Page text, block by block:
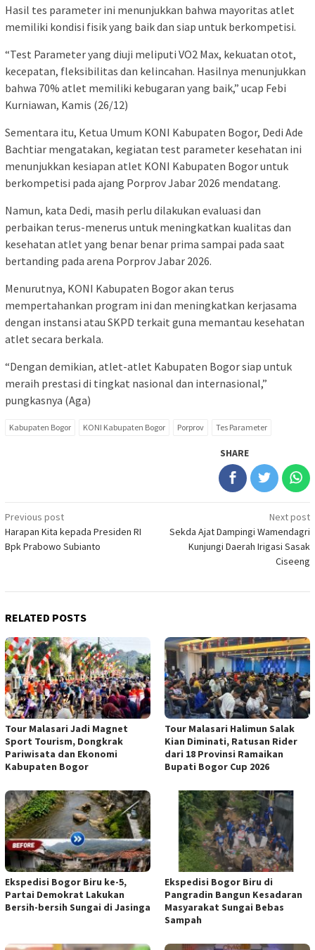
Hasil tes parameter ini menunjukkan bahwa mayoritas atlet
memiliki kondisi fisik yang baik dan siap untuk berkompetisi.
“Test Parameter yang diuji meliputi VO2 Max, kekuatan otot,
kecepatan, fleksibilitas dan kelincahan. Hasilnya menunjukkan
bahwa 70% atlet memiliki kebugaran yang baik,” ucap Febi
Kurniawan, Kamis (26/12)
Sementara itu, Ketua Umum KONI Kabupaten Bogor, Dedi Ade
Bachtiar mengatakan, kegiatan test parameter kesehatan ini
menunjukkan kesiapan atlet KONI Kabupaten Bogor untuk
berkompetisi pada ajang Porprov Jabar 2026 mendatang.
Namun, kata Dedi, masih perlu dilakukan evaluasi dan
perbaikan terus-menerus untuk meningkatkan kualitas dan
kesehatan atlet yang benar benar prima sampai pada saat
bertanding pada arena Porprov Jabar 2026.
Menurutnya, KONI Kabupaten Bogor akan terus
mempertahankan program ini dan meningkatkan kerjasama
dengan instansi atau SKPD terkait guna memantau kesehatan
atlet secara berkala.
“Dengan demikian, atlet-atlet Kabupaten Bogor siap untuk
meraih prestasi di tingkat nasional dan internasional,”
pungkasnya (Aga)
Kabupaten Bogor KONI Kabupaten Bogor Porprov Tes Parameter
SHARE
Post
navigation
Previous post
Harapan Kita kepada Presiden RI
Bpk Prabowo Subianto
Next post
Sekda Ajat Dampingi Wamendagri
Kunjungi Daerah Irigasi Sasak
Ciseeng
RELATED POSTS
Tour Malasari Jadi Magnet
Sport Tourism, Dongkrak
Pariwisata dan Ekonomi
Kabupaten Bogor
Tour Malasari Halimun Salak
Kian Diminati, Ratusan Rider
dari 18 Provinsi Ramaikan
Bupati Bogor Cup 2026
Ekspedisi Bogor Biru ke-5,
Partai Demokrat Lakukan
Bersih-bersih Sungai di Jasinga
Ekspedisi Bogor Biru di
Pangradin Bangun Kesadaran
Masyarakat Sungai Bebas
Sampah